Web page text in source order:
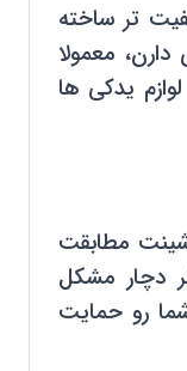
تر ساخته
معمولا
یدکی ها
مطابقت
دچار مشکل
رو حمایت